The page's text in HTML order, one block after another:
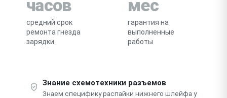
часов
средний срок
ремонта гнезда
зарядки
мес
гарантия на
выполненные
работы
Знание схемотехники разъемов
Знаем специфику распайки нижнего шлейфа у